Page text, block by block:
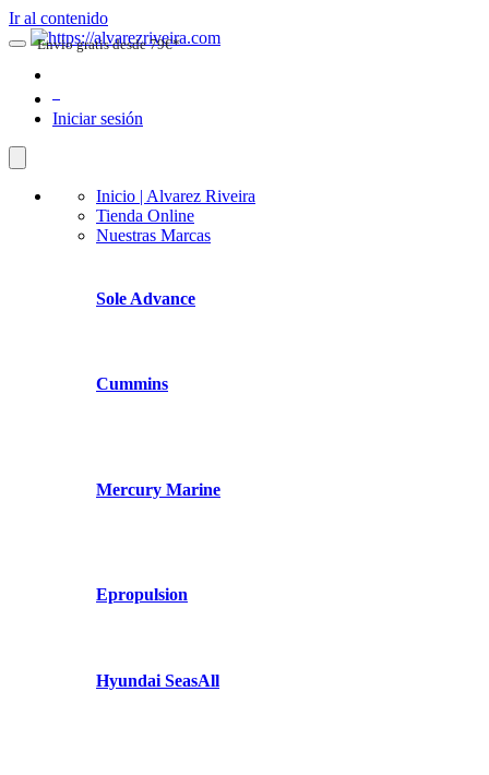
Ir al contenido
Iniciar sesión
Inicio | Alvarez Riveira
Tienda Online
Nuestras Marcas
Sole Advance
Cummins
Mercury Marine
Epropulsion
Hyundai SeasAll
Envio gratis desde 79€*